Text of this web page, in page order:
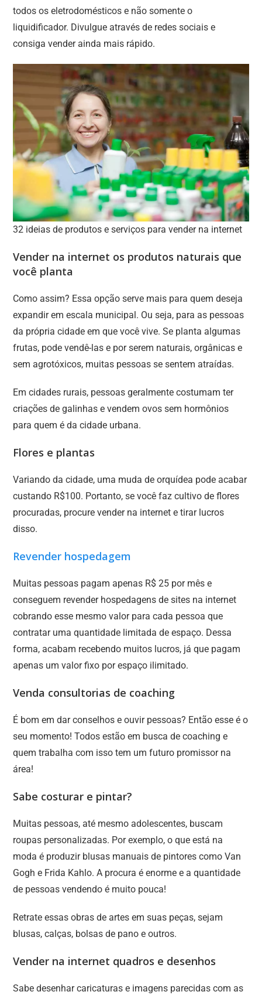
todos os eletrodomésticos e não somente o
liquidificador. Divulgue através de redes sociais e
consiga vender ainda mais rápido.
32 ideias de produtos e serviços para vender na internet
Vender na internet os produtos naturais que
você planta
Como assim? Essa opção serve mais para quem deseja
expandir em escala municipal. Ou seja, para as pessoas
da própria cidade em que você vive. Se planta algumas
frutas, pode vendê-las e por serem naturais, orgânicas e
sem agrotóxicos, muitas pessoas se sentem atraídas.
Em cidades rurais, pessoas geralmente costumam ter
criações de galinhas e vendem ovos sem hormônios
para quem é da cidade urbana.
Flores e plantas
Variando da cidade, uma muda de orquídea pode acabar
custando R$100. Portanto, se você faz cultivo de flores
procuradas, procure vender na internet e tirar lucros
disso.
Revender hospedagem
Muitas pessoas pagam apenas R$ 25 por mês e
conseguem revender hospedagens de sites na internet
cobrando esse mesmo valor para cada pessoa que
contratar uma quantidade limitada de espaço. Dessa
forma, acabam recebendo muitos lucros, já que pagam
apenas um valor fixo por espaço ilimitado.
Venda consultorias de coaching
É bom em dar conselhos e ouvir pessoas? Então esse é o
seu momento! Todos estão em busca de coaching e
quem trabalha com isso tem um futuro promissor na
área!
Sabe costurar e pintar?
Muitas pessoas, até mesmo adolescentes, buscam
roupas personalizadas. Por exemplo, o que está na
moda é produzir blusas manuais de pintores como Van
Gogh e Frida Kahlo. A procura é enorme e a quantidade
de pessoas vendendo é muito pouca!
Retrate essas obras de artes em suas peças, sejam
blusas, calças, bolsas de pano e outros.
Vender na internet quadros e desenhos
Sabe desenhar caricaturas e imagens parecidas com as